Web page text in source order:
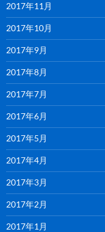
2017年11月
2017年10月
2017年9月
2017年8月
2017年7月
2017年6月
2017年5月
2017年4月
2017年3月
2017年2月
2017年1月